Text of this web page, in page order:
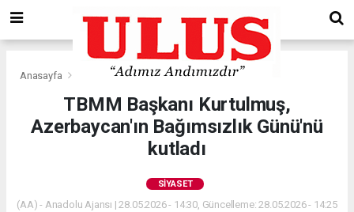
Anasayfa
TBMM Başkanı Kurtulmuş,
Azerbaycan'ın Bağımsızlık Günü'nü
kutladı
SIYASET
(AA) - Anadolu Ajansı | 28.05.2026 - 14:30, Güncelleme: 28.05.2026 - 14:25